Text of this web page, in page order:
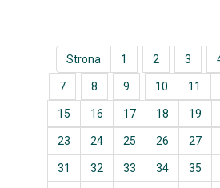
Strona 1 2 3
7 8 9 10 11
15 16 17 18 19
23 24 25 26 27
31 32 33 34 35